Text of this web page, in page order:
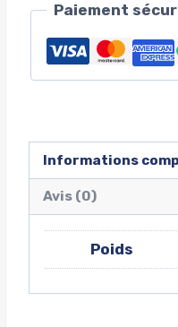
Paiement
Informations
Avis (0)
Poids